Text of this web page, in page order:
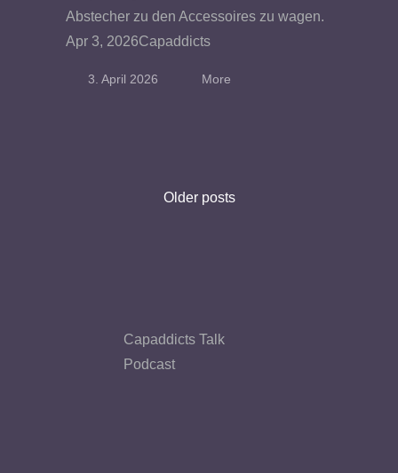
Abstecher zu den Accessoires zu wagen.
Apr 3, 2026Capaddicts
3. April 2026 More
Older posts
Capaddicts Talk
Podcast